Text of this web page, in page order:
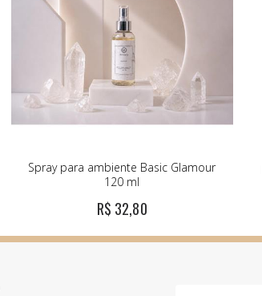
Spray para ambiente Basic Glamour
120 ml
R$ 32,80